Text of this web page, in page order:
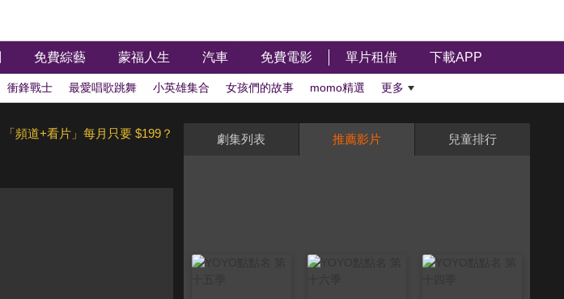
免費綜藝 蒙福人生 汽車 免費電影 單片租借 下載APP
衝鋒戰士 最愛唱歌跳舞 小英雄集合 女孩們的故事 momo精選 更多
「頻道+看片」每月只要 $199？ 劇集列表 推薦影片 兒童排行